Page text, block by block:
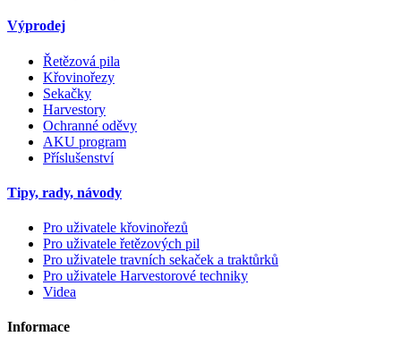
Výprodej
Řetězová pila
Křovinořezy
Sekačky
Harvestory
Ochranné oděvy
AKU program
Příslušenství
Tipy, rady, návody
Pro uživatele křovinořezů
Pro uživatele řetězových pil
Pro uživatele travních sekaček a traktůrků
Pro uživatele Harvestorové techniky
Videa
Informace